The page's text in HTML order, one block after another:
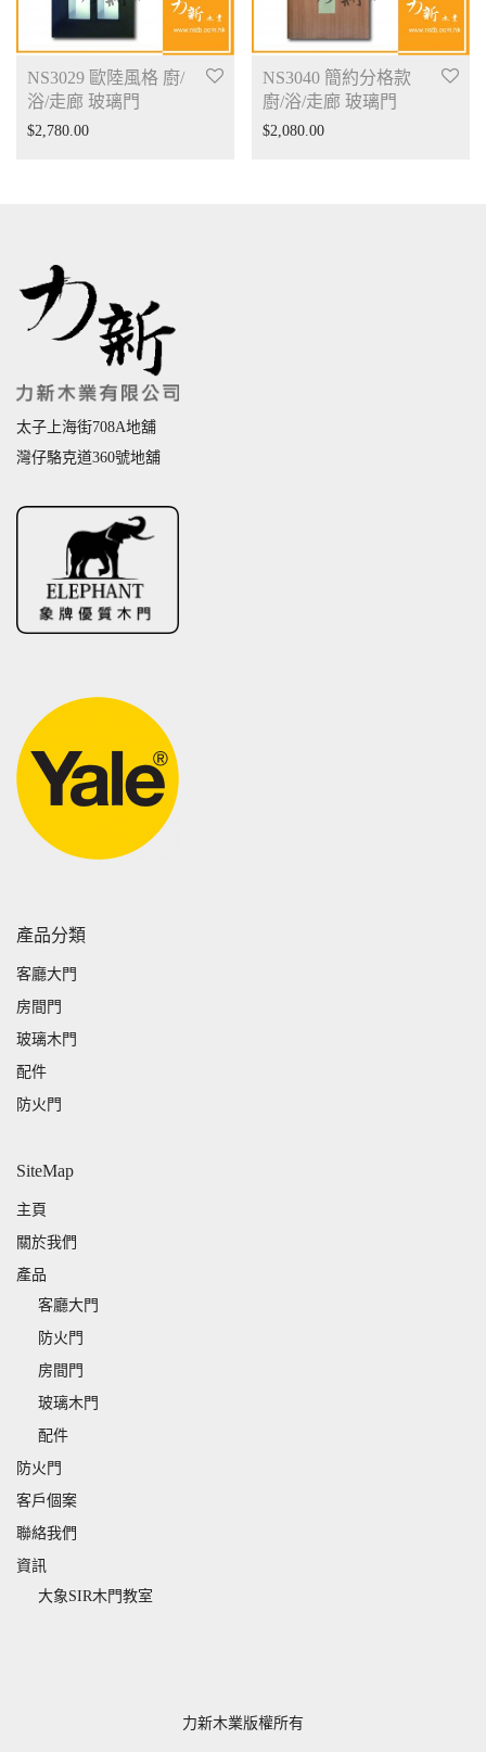
NS3029 歐陸風格 廚/
浴/走廊 玻璃門
$2,780.00
NS3040 簡約分格款
廚/浴/走廊 玻璃門
$2,080.00
太子上海街708A地舖
灣仔駱克道360號地舖
產品分類
客廳大門
房間門
玻璃木門
配件
防火門
SiteMap
主頁
關於我們
產品
客廳大門
防火門
房間門
玻璃木門
配件
防火門
客戶個案
聯絡我們
資訊
大象SIR木門教室
力新木業版權所有